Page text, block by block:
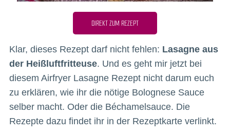
DIREKT ZUM REZEPT
Klar, dieses Rezept darf nicht fehlen: Lasagne aus
der Heißluftfritteuse. Und es geht mir jetzt bei
diesem Airfryer Lasagne Rezept nicht darum euch
zu erklären, wie ihr die nötige Bolognese Sauce
selber macht. Oder die Béchamelsauce. Die
Rezepte dazu findet ihr in der Rezeptkarte verlinkt.